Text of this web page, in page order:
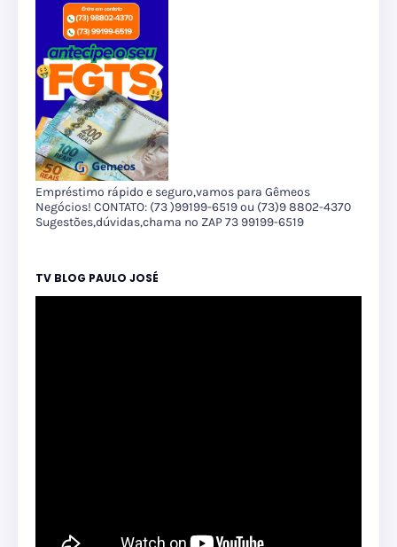
Empréstimo rápido e seguro,vamos para Gêmeos
Negócios! CONTATO: (73 )99199-6519 ou (73)9 8802-4370
Sugestões,dúvidas,chama no ZAP 73 99199-6519
TV BLOG PAULO JOSÉ